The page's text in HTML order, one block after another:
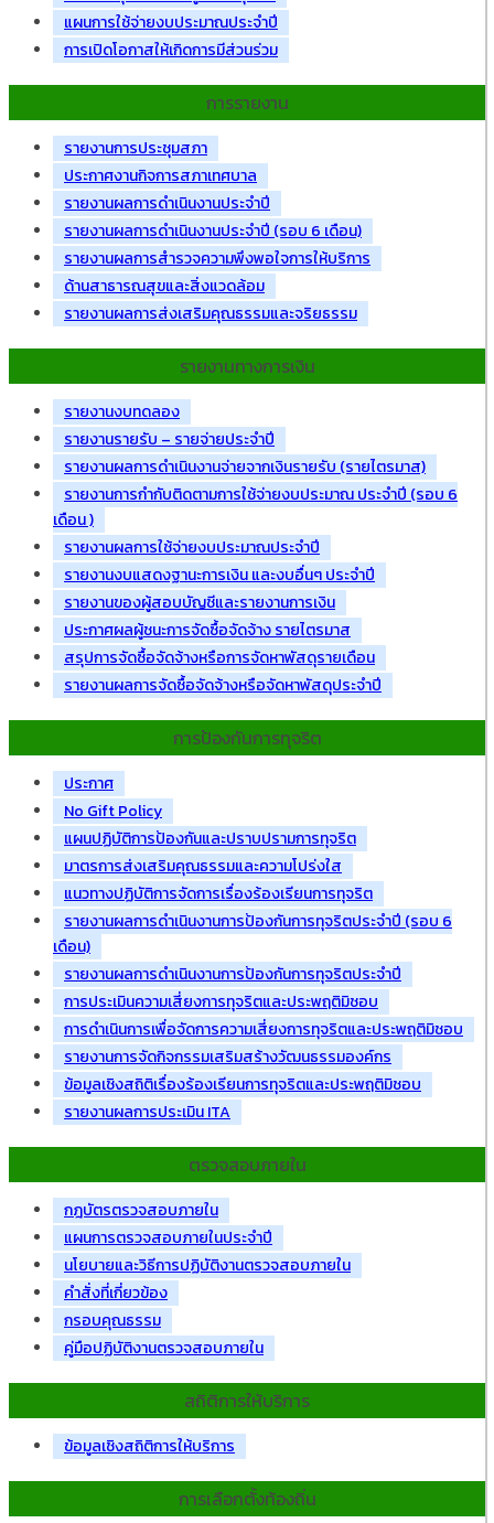
แผนการใช้จ่ายงบประมาณประจำปี
การเปิดโอกาสให้เกิดการมีส่วนร่วม
การรายงาน
รายงานการประชุมสภา
ประกาศงานกิจการสภาเทศบาล
รายงานผลการดำเนินงานประจำปี
รายงานผลการดำเนินงานประจำปี (รอบ 6 เดือน)
รายงานผลการสำรวจความพึงพอใจการให้บริการ
ด้านสาธารณสุขและสิ่งแวดล้อม
รายงานผลการส่งเสริมคุณธรรมและจริยธรรม
รายงานทางการเงิน
รายงานงบทดลอง
รายงานรายรับ – รายจ่ายประจำปี
รายงานผลการดำเนินงานจ่ายจากเงินรายรับ (รายไตรมาส)
รายงานการกำกับติดตามการใช้จ่ายงบประมาณ ประจำปี (รอบ 6
เดือน )
รายงานผลการใช้จ่ายงบประมาณประจำปี
รายงานงบแสดงฐานะการเงิน และงบอื่นๆ ประจำปี
รายงานของผู้สอบบัญชีและรายงานการเงิน
ประกาศผลผู้ชนะการจัดซื้อจัดจ้าง รายไตรมาส
สรุปการจัดซื้อจัดจ้างหรือการจัดหาพัสดุรายเดือน
รายงานผลการจัดซื้อจัดจ้างหรือจัดหาพัสดุประจำปี
การป้องกันการทุจริต
ประกาศ
No Gift Policy
แผนปฏิบัติการป้องกันและปราบปรามการทุจริต
มาตรการส่งเสริมคุณธรรมและความโปร่งใส
แนวทางปฏิบัติการจัดการเรื่องร้องเรียนการทุจริต
รายงานผลการดำเนินงานการป้องกันการทุจริตประจำปี (รอบ 6
เดือน)
รายงานผลการดำเนินงานการป้องกันการทุจริตประจำปี
การประเมินความเสี่ยงการทุจริตและประพฤติมิชอบ
การดำเนินการเพื่อจัดการความเสี่ยงการทุจริตและประพฤติมิชอบ
รายงานการจัดกิจกรรมเสริมสร้างวัฒนธรรมองค์กร
ข้อมูลเชิงสถิติเรื่องร้องเรียนการทุจริตและประพฤติมิชอบ
รายงานผลการประเมิน ITA
ตรวจสอบภายใน
กฎบัตรตรวจสอบภายใน
แผนการตรวจสอบภายในประจำปี
นโยบายและวิธีการปฏิบัติงานตรวจสอบภายใน
คำสั่งที่เกี่ยวข้อง
กรอบคุณธรรม
คู่มือปฏิบัติงานตรวจสอบภายใน
สถิติการให้บริการ
ข้อมูลเชิงสถิติการให้บริการ
การเลือกตั้งท้องถิ่น